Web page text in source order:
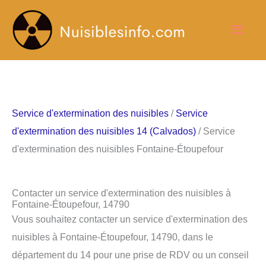
contenu
Service d'extermination des nuisibles / Service
d'extermination des nuisibles 14 (Calvados) / Service
d'extermination des nuisibles Fontaine-Étoupefour
Contacter un service d'extermination des nuisibles à
Fontaine-Étoupefour, 14790
Vous souhaitez contacter un service d'extermination des
nuisibles à Fontaine-Étoupefour, 14790, dans le
département du 14 pour une prise de RDV ou un conseil